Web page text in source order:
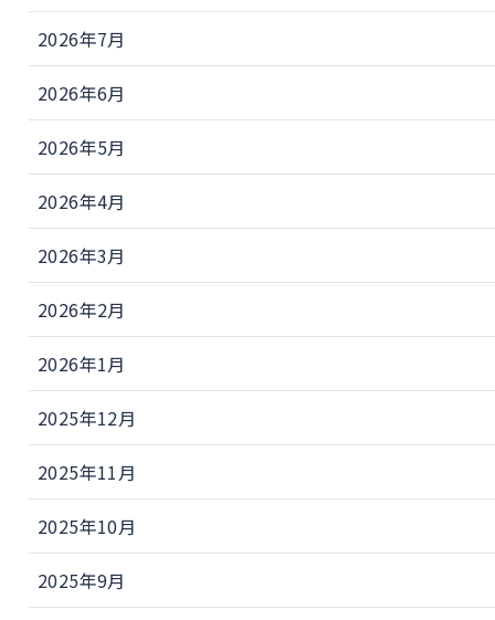
2026年7月
2026年6月
2026年5月
2026年4月
2026年3月
2026年2月
2026年1月
2025年12月
2025年11月
2025年10月
2025年9月